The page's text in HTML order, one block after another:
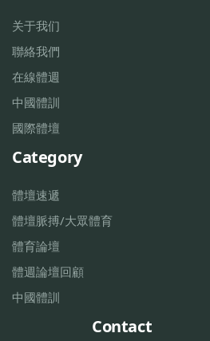
关于我们
聯絡我們
在線體週
中國體訓
國際體壇
Category
體壇速遞
體壇脈搏/大眾體育
體育論壇
體週論壇回顧
中國體訓
Contact